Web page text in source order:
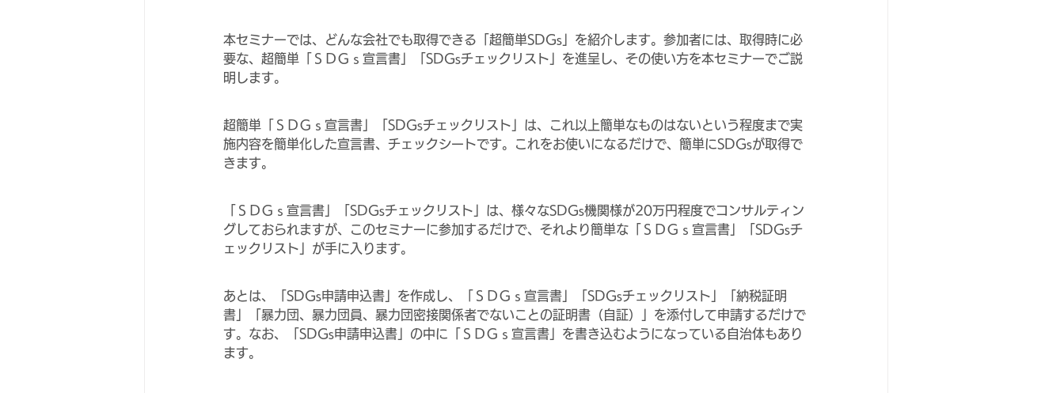
本セミナーでは、どんな会社でも取得できる「超簡単SDGs」を紹介します。参加者には、取得時に必
要な、超簡単「ＳＤＧｓ宣言書」「SDGsチェックリスト」を進呈し、その使い方を本セミナーでご説
明します。
超簡単「ＳＤＧｓ宣言書」「SDGsチェックリスト」は、これ以上簡単なものはないという程度まで実
施内容を簡単化した宣言書、チェックシートです。これをお使いになるだけで、簡単にSDGsが取得で
きます。
「ＳＤＧｓ宣言書」「SDGsチェックリスト」は、様々なSDGs機関様が20万円程度でコンサルティン
グしておられますが、このセミナーに参加するだけで、それより簡単な「ＳＤＧｓ宣言書」「SDGsチ
ェックリスト」が手に入ります。
あとは、「SDGs申請申込書」を作成し、「ＳＤＧｓ宣言書」「SDGsチェックリスト」「納税証明
書」「暴力団、暴力団員、暴力団密接関係者でないことの証明書（自証）」を添付して申請するだけで
す。なお、「SDGs申請申込書」の中に「ＳＤＧｓ宣言書」を書き込むようになっている自治体もあり
ます。